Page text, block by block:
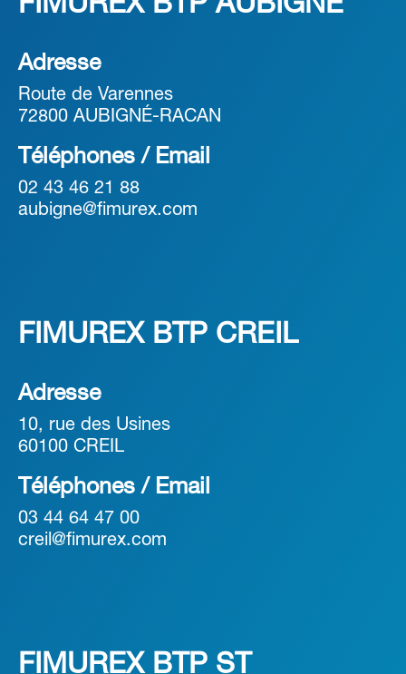
FIMUREX BTP AUBIGNE
Adresse
Route de Varennes
72800 AUBIGNÉ-RACAN
Téléphones / Email
02 43 46 21 88
aubigne@fimurex.com
FIMUREX BTP CREIL
Adresse
10, rue des Usines
60100 CREIL
Téléphones / Email
03 44 64 47 00
creil@fimurex.com
FIMUREX BTP ST